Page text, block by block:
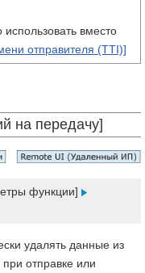
вместо
отправителя (TTI)]
на передачу]
функции]
удалять данные из
отправке или